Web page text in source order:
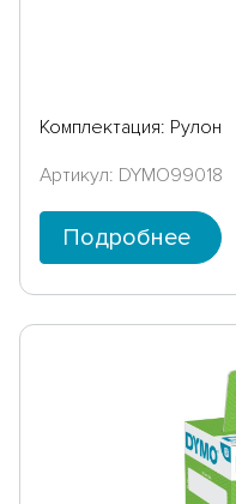
Комплектация: Рулон
Артикул: DYMO99018
Подробнее